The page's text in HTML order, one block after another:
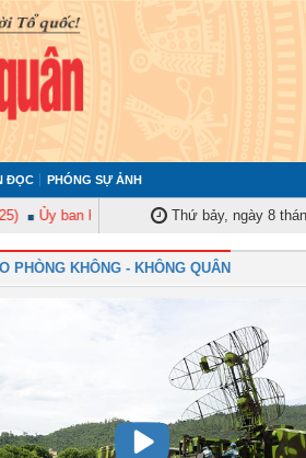
ĐỌC PHÓNG SỰ ẢNH
Kiểm tra Quân ủy Trung ương tập huấn
Thứ bảy, ngày 8
PHÒNG KHÔNG - KHÔNG QUÂN